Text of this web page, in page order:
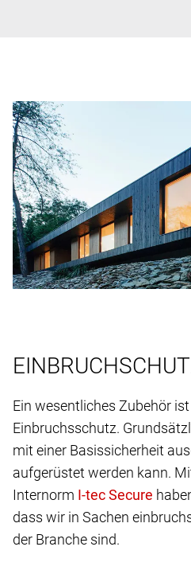
Ein wesentliches Zubehör
Einbruchsschutz.
mit einer Basissicherheit
aufgerüstet werden kann.
Internorm
dass wir in Sachen
der Branche sind.